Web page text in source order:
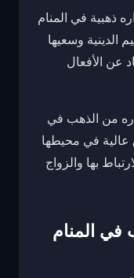
ذهبية في المنام
الدينية وسعيها
عن الأفعال
من الذهب في
عالية في محيطها
بها والزواج
في المنام